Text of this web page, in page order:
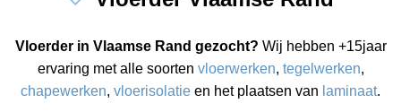
Vloerder in Vlaamse Rand gezocht? Wij hebben +15jaar
ervaring met alle soorten vloerwerken, tegelwerken,
chapewerken, vloerisolatie en het plaatsen van laminaat.